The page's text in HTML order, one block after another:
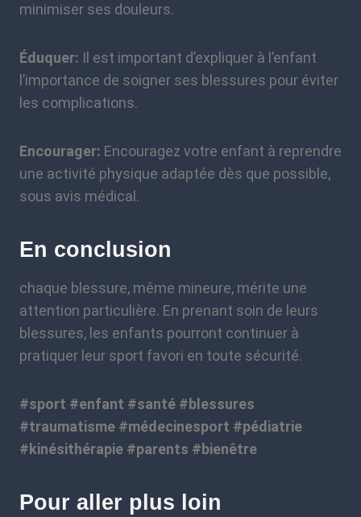
minimiser ses douleurs.
Éduquer: Il est important d’expliquer à l’enfant
l’importance de soigner ses blessures pour éviter
les complications.
Encourager: Encouragez votre enfant à reprendre
une activité physique adaptée dès que possible,
sous avis médical.
En conclusion
chaque blessure, même mineure, mérite une
attention particulière. En prenant soin de leurs
blessures, les enfants pourront continuer à
pratiquer leur sport favori en toute sécurité.
#sport #enfant #santé #blessures
#traumatisme #médecinesport #pédiatrie
#kinésithérapie #parents #bienêtre
Pour aller plus loin